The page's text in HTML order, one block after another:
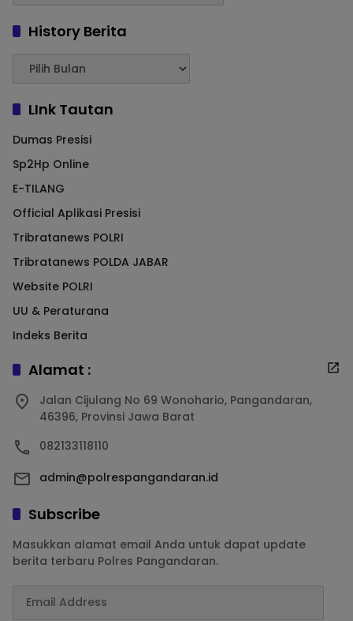
History Berita
LInk Tautan
Dumas Presisi
Sp2Hp Online
E-TILANG
Official Aplikasi Presisi
Tribratanews POLRI
Tribratanews POLDA JABAR
Website POLRI
UU & Peraturana
Indeks Berita
Alamat :
Jalan Cijulang No 69 Wonohario, Pangandaran,
46396, Provinsi Jawa Barat
082133118110
admin@polrespangandaran.id
Subscribe
Masukkan alamat email Anda untuk dapat update
berita terbaru Polres Pangandaran.